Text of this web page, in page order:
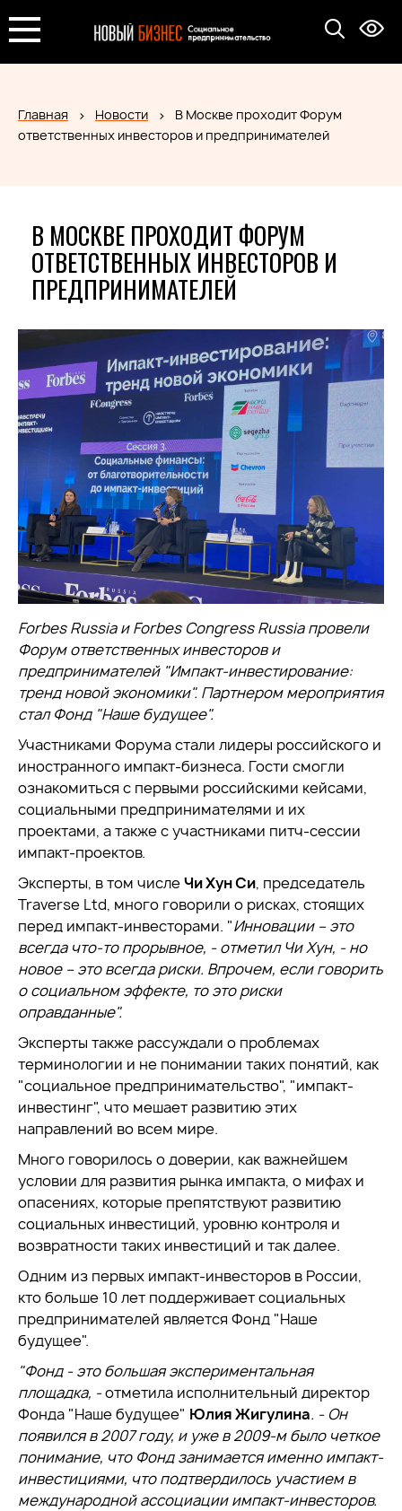
Главная Новости
В Москве проходит Форум
ответственных инвесторов и предпринимателей
В МОСКВЕ ПРОХОДИТ ФОРУМ
ОТВЕТСТВЕННЫХ ИНВЕСТОРОВ И
ПРЕДПРИНИМАТЕЛЕЙ
Forbes Russia и Forbes Congress Russia провели
Форум ответственных инвесторов и
предпринимателей "Импакт-инвестирование:
тренд новой экономики". Партнером мероприятия
стал Фонд "Наше будущее".
Участниками Форума стали лидеры российского и
иностранного импакт-бизнеса. Гости смогли
ознакомиться с первыми российскими кейсами,
социальными предпринимателями и их
проектами, а также с участниками питч-сессии
импакт-проектов.
Эксперты, в том числеЧи Хун Си, председатель
Traverse Ltd, много говорили о рисках, стоящих
перед импакт-инвесторами. "Инновации – это
всегда что-то прорывное, - отметил Чи Хун, - но
новое – это всегда риски. Впрочем, если говорить
о социальном эффекте, то это риски
оправданные".
Эксперты также рассуждали о проблемах
терминологии и не понимании таких понятий, как
"социальное предпринимательство", "импакт-
инвестинг", что мешает развитию этих
направлений во всем мире.
Много говорилось о доверии, как важнейшем
условии для развития рынка импакта, о мифах и
опасениях, которые препятствуют развитию
социальных инвестиций, уровню контроля и
возвратности таких инвестиций и так далее.
Одним из первых импакт-инвесторов в России,
кто больше 10 лет поддерживает социальных
предпринимателей является Фонд "Наше
будущее".
"Фонд - это большая экспериментальная
площадка, -отметила исполнительный директор
Фонда "Наше будущее" Юлия Жигулина. - Он
появился в 2007 году, и уже в 2009-м было четкое
понимание, что Фонд занимается именно импакт-
инвестициями, что подтвердилось участием в
международной ассоциации импакт-инвесторов.